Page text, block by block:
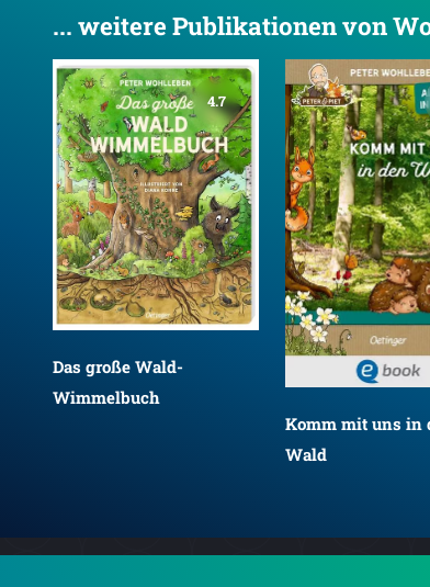
... weitere Publikationen von
4.7
Das große Wald-
Wimmelbuch
Komm mit uns in
Wald